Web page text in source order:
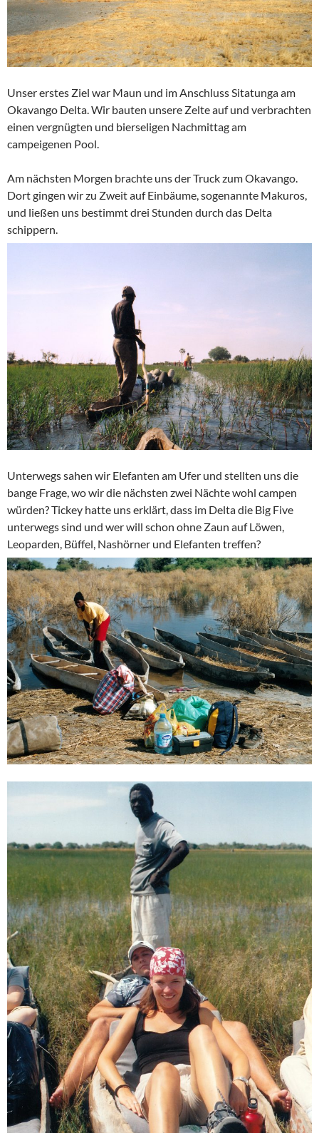
Unser erstes Ziel war Maun und im Anschluss Sitatunga am
Okavango Delta. Wir bauten unsere Zelte auf und verbrachten
einen vergnügten und bierseligen Nachmittag am
campeigenen Pool.
Am nächsten Morgen brachte uns der Truck zum Okavango.
Dort gingen wir zu Zweit auf Einbäume, sogenannte Makuros,
und ließen uns bestimmt drei Stunden durch das Delta
schippern.
Unterwegs sahen wir Elefanten am Ufer und stellten uns die
bange Frage, wo wir die nächsten zwei Nächte wohl campen
würden? Tickey hatte uns erklärt, dass im Delta die Big Five
unterwegs sind und wer will schon ohne Zaun auf Löwen,
Leoparden, Büffel, Nashörner und Elefanten treffen?